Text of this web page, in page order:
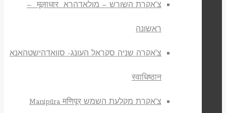
צ'אקרת השורש – מולאדהרא मूलाधार –
ראשונה
צ'אקרה שניה סקראל העונג- סוואדהישטהאנא
स्वाधिष्ठान
צ'אקרת מקלעת השמש Manipūra मणिपूर